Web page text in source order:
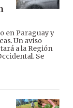
en Paraguay y
Un aviso
a la Región
Se